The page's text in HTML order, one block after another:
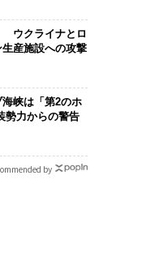
ウクライナとロ
産施設への攻撃
峡は「第2のホ
勢力からの警告
by